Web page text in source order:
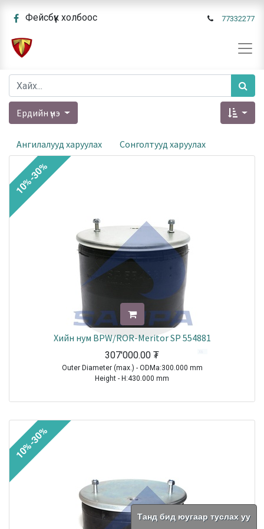
Фейсбүүк холбоос 77332277
Ердийн үнэ
Ангилалууд харуулах Сонголтууд харуулах
Хийн нум BPW/ROR-Meritor SP 554881
307'000.00 ₮
Outer Diameter (max.) - ODMa:300.000 mm
Height - H:430.000 mm
TRAILER|BPW|AL|1970-2021
TRAILER|BPW|Other Axle Series|1970-2021
TRAILER|ROR-MERITOR|Other Axle Series|1970-2021
10%-30%
10%-30%
Танд бид юугаар туслах уу